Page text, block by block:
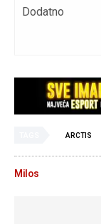
Dodatno
ARCTIS
Milos